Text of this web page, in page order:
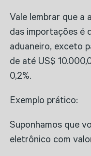
Vale lembrar que a
das importações é
aduaneiro, exceto
de até US$
0,2%.
Exemplo prático:
Suponhamos que
eletrônico com